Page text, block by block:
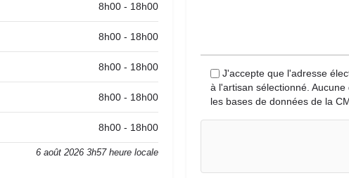
8h00 - 18h00
8h00 - 18h00
8h00 - 18h00
8h00 - 18h00
8h00 - 18h00
6 août 2026 3h57 heure locale
J'accepte que l'adresse
à l'artisan sélectionné.
les bases de données de la